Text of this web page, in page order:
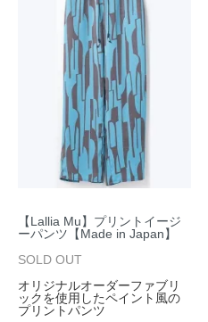
【Lallia Mu】プリントイージ
ーパンツ【Made in Japan】
SOLD OUT
オリジナルオーダーファブリ
ックを使用したペイント風の
プリントパンツ